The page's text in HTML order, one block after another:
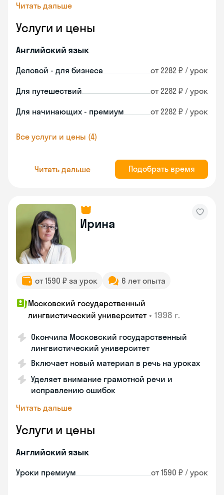
Читать дальше
Услуги и цены
Английский язык
Деловой - для бизнеса от 2282 ₽ / урок
Для путешествий от 2282 ₽ / урок
Для начинающих - премиум от 2282 ₽ / урок
Все услуги и цены (4)
Читать дальше Подобрать время
Ирина
от 1590 ₽ за урок 6 лет опыта
Московский государственный
лингвистический университет • 1998 г.
Окончила Московский государственный
лингвистический университет
Включает новый материал в речь на уроках
Уделяет внимание грамотной речи и
исправлению ошибок
Читать дальше
Услуги и цены
Английский язык
Уроки премиум от 1590 ₽ / урок